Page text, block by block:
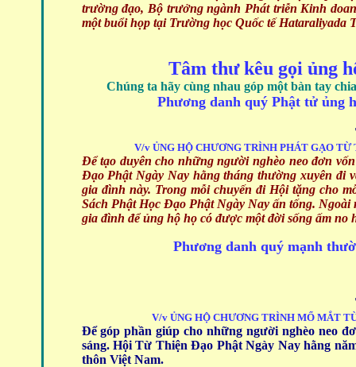
trường đạo, Bộ trưởng ngành Phát triễn Kinh
một buổi họp tại Trường học Quốc tế Hataraliyada
Tâm thư kêu gọi ủng
Chúng ta hãy cùng nhau góp một bàn tay
Phương danh quý Phật tử ủng
V/v ỦNG HỘ CHƯƠNG TRÌNH PHÁT GẠO
Để tạo duyên cho những người nghèo neo đơn
Đạo Phật Ngày Nay hằng tháng thường xuyên đi
gia đình này. Trong mỗi chuyến đi Hội tặng cho
Sách Phật Học Đạo Phật Ngày Nay ấn tống.
gia đình để ủng hộ họ có được một đời sống ấm no
Phương danh quý mạnh
V/v ỦNG HỘ CHƯƠNG TRÌNH MỔ MẮT
Để góp phần giúp cho những người nghèo neo
sáng. Hội Từ Thiện Đạo Phật Ngày Nay hằng
thôn Việt Nam.